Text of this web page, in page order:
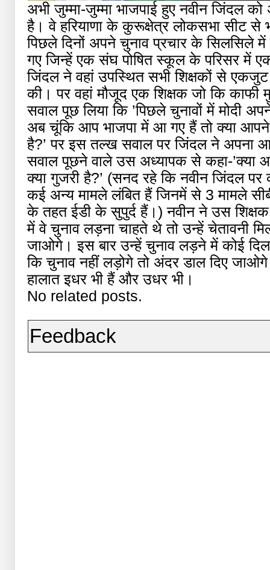
अभी जुम्मा-जुम्मा भाजपाई हुए नवीन जिंदल
है। वे हरियाणा के कुरूक्षेत्र लोकसभा सीट से
पिछले दिनों अपने चुनाव प्रचार के सिलसिले
गए जिन्हें एक संघ पोषित स्कूल के परिसर में
जिंदल ने वहां उपस्थित सभी शिक्षकों से
की। पर वहां मौजूद एक शिक्षक जो कि
सवाल पूछ लिया कि ’पिछले चुनावों में मोदी
अब चूंकि आप भाजपा में आ गए हैं तो क्या आपने
है?’ पर इस तल्ख सवाल पर जिंदल ने अपना
सवाल पूछने वाले उस अध्यापक से कहा-’क्या
क्या गुजरी है?’ (सनद रहे कि नवीन जिंदल
कई अन्य मामले लंबित हैं जिनमें से 3 मामले
के तहत ईडी के सुपुर्द हैं।) नवीन ने उस
में वे चुनाव लड़ना चाहते थे तो उन्हें चेतावनी
जाओगे। इस बार उन्हें चुनाव लड़ने में कोई
कि चुनाव नहीं लड़ोगे तो अंदर डाल दिए
हालात इधर भी हैं और उधर भी।
No related posts.
Feedback